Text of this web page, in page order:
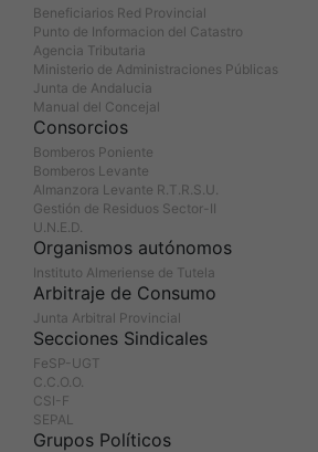
Beneficiarios Red Provincial
Punto de Informacion del Catastro
Agencia Tributaria
Ministerio de Administraciones Públicas
Junta de Andalucia
Manual del Concejal
Consorcios
Bomberos Poniente
Bomberos Levante
Almanzora Levante R.T.R.S.U.
Gestión de Residuos Sector-II
U.N.E.D.
Organismos autónomos
Instituto Almeriense de Tutela
Arbitraje de Consumo
Junta Arbitral Provincial
Secciones Sindicales
FeSP-UGT
C.C.O.O.
CSI-F
SEPAL
Grupos Políticos